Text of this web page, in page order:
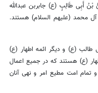
بْنُ أَبِی طَالِبٍ (ع) جابربن عبدالله
محمد (علیهم السلام) هستند.
طالب (ع) و دیگر ائمه اطهار (ع)
(ع) هستند که در جمیع اعمال
تمام امت مطیع امر و نهی آنان
پنج‌شنبه ۱۵ مرداد ۱۴۰۵